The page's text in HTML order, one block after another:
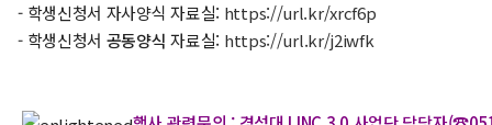
- 학생신청서 자사양식 자료실: https://url.kr/xrcf6p
- 학생신청서 공동양식 자료실: https://url.kr/j2iwfk